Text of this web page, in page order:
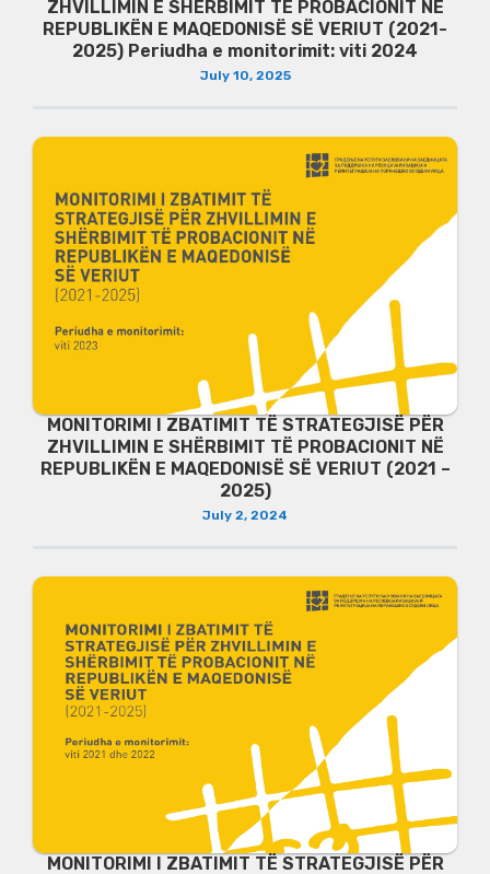
ZHVILLIMIN E SHËRBIMIT TË PROBACIONIT NË
REPUBLIKËN E MAQEDONISË SË VERIUT (2021-
2025) Periudha e monitorimit: viti 2024
July 10, 2025
MONITORIMI I ZBATIMIT TË STRATEGJISË PËR
ZHVILLIMIN E SHËRBIMIT TË PROBACIONIT NË
REPUBLIKËN E MAQEDONISË SË VERIUT (2021 –
2025)
July 2, 2024
MONITORIMI I ZBATIMIT TË STRATEGJISË PËR